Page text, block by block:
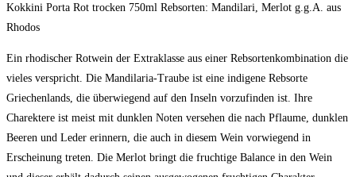
Kokkini Porta Rot trocken 750ml Rebsorten: Mandilari, Merlot g.g.A. aus
Rhodos
Ein rhodischer Rotwein der Extraklasse aus einer Rebsortenkombination die
vieles verspricht. Die Mandilaria-Traube ist eine indigene Rebsorte
Griechenlands, die überwiegend auf den Inseln vorzufinden ist. Ihre
Charektere ist meist mit dunklen Noten versehen die nach Pflaume, dunklen
Beeren und Leder erinnern, die auch in diesem Wein vorwiegend in
Erscheinung treten. Die Merlot bringt die fruchtige Balance in den Wein